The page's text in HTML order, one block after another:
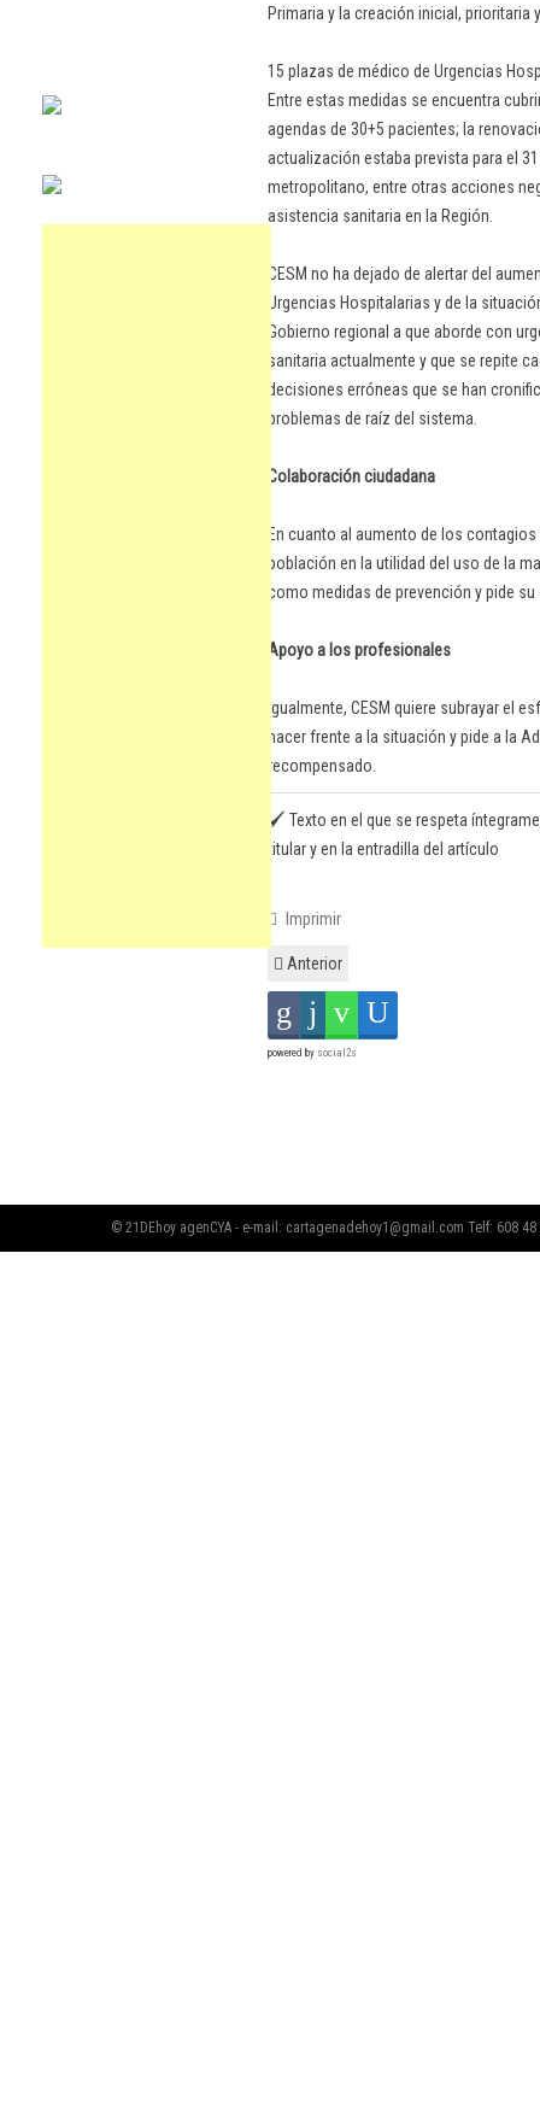
Primaria y la creación inicial, prioritaria
15 plazas de médico de Urgencias
Entre estas medidas se encuentra
agendas de 30+5 pacientes; la
actualización estaba prevista para el
metropolitano, entre otras acciones
asistencia sanitaria en la Región.
CESM no ha dejado de alertar del
Urgencias Hospitalarias y de la
Gobierno regional a que aborde con
sanitaria actualmente y que se repite
decisiones erróneas que se han
problemas de raíz del sistema.
Colaboración ciudadana
En cuanto al aumento de los
población en la utilidad del uso de la
como medidas de prevención y pide
Apoyo a los profesionales
Igualmente, CESM quiere subrayar el
hacer frente a la situación y pide a la
recompensado.
🖌️ Texto en el que se respeta
titular y en la entradilla del artículo
Imprimir
Anterior
powered by social2s
© 21DEhoy agenCYA - e-mail: cartagenadehoy1@gmail.com Telf: 608 48